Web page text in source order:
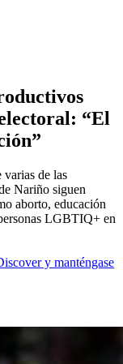
“El
de las
Nariño siguen
aborto, educación
LGBTIQ+ en
y manténgase